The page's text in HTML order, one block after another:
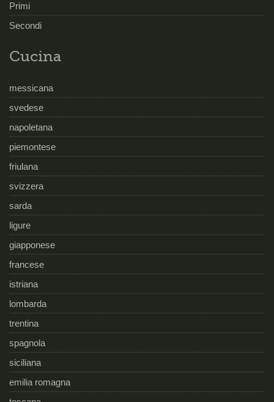
Primi
Secondi
Cucina
messicana
svedese
napoletana
piemontese
friulana
svizzera
sarda
ligure
giapponese
francese
istriana
lombarda
trentina
spagnola
siciliana
emilia romagna